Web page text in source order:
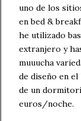
uno de los
en bed &
he utilizado
extranjero y
muuucha
de diseño en el
de un
euros/noche.